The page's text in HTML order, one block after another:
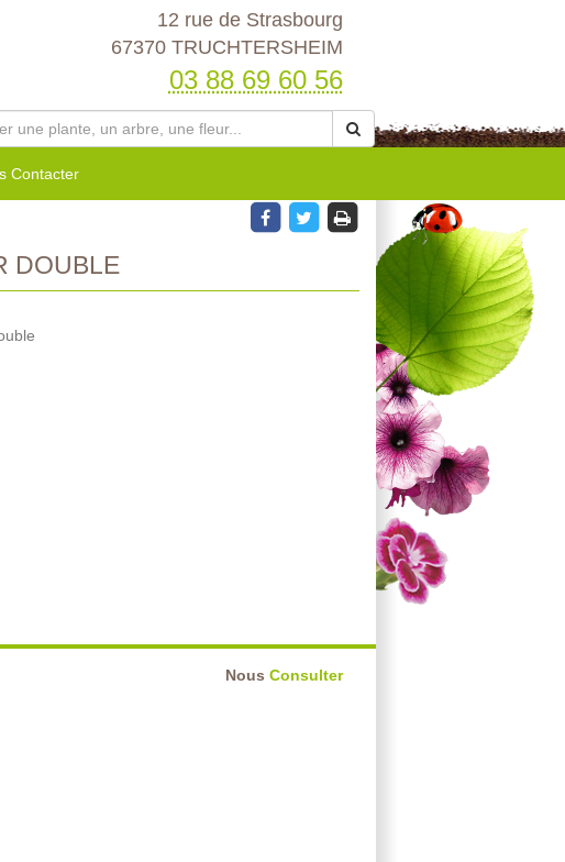
12 rue de Strasbourg
67370 TRUCHTERSHEIM
03 88 69 60 56
Contacter
DOUBLE
Nous Consulter